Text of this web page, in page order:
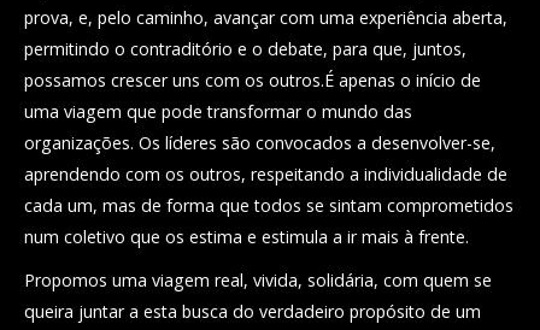
prova, e, pelo caminho, avançar com uma experiência aberta,
permitindo o contraditório e o debate, para que, juntos,
possamos crescer uns com os outros.É apenas o início de
uma viagem que pode transformar o mundo das
organizações. Os líderes são convocados a desenvolver-se,
aprendendo com os outros, respeitando a individualidade de
cada um, mas de forma que todos se sintam comprometidos
num coletivo que os estima e estimula a ir mais à frente.
Propomos uma viagem real, vivida, solidária, com quem se
queira juntar a esta busca do verdadeiro propósito de um